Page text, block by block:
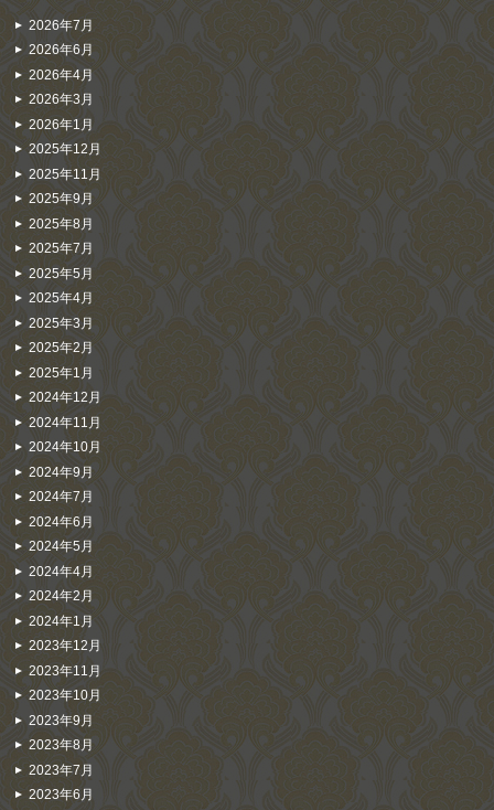
2026年7月
2026年6月
2026年4月
2026年3月
2026年1月
2025年12月
2025年11月
2025年9月
2025年8月
2025年7月
2025年5月
2025年4月
2025年3月
2025年2月
2025年1月
2024年12月
2024年11月
2024年10月
2024年9月
2024年7月
2024年6月
2024年5月
2024年4月
2024年2月
2024年1月
2023年12月
2023年11月
2023年10月
2023年9月
2023年8月
2023年7月
2023年6月